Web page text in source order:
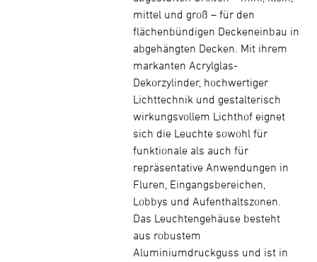
mittel und groß – für den
flächenbündigen Deckeneinbau in
abgehängten Decken. Mit ihrem
markanten Acrylglas-
Dekorzylinder, hochwertiger
Lichttechnik und gestalterisch
wirkungsvollem Lichthof eignet
sich die Leuchte sowohl für
funktionale als auch für
repräsentative Anwendungen in
Fluren, Eingangsbereichen,
Lobbys und Aufenthaltszonen.
Das Leuchtengehäuse besteht
aus robustem
Aluminiumdruckguss und ist in